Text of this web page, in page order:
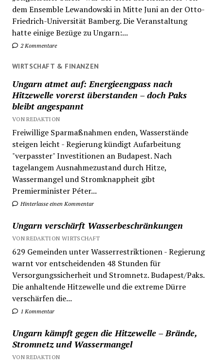
dem Ensemble Lewandowski in Mitte Juni an der Otto-
Friedrich-Universität Bamberg. Die Veranstaltung
hatte einige Bezüge zu Ungarn:...
2 Kommentare
WIRTSCHAFT & FINANZEN
Ungarn atmet auf: Energieengpass nach
Hitzewelle vorerst überstanden – doch Paks
bleibt angespannt
VON REDAKTION
Freiwillige Sparmaßnahmen enden, Wasserstände
steigen leicht - Regierung kündigt Aufarbeitung
"verpasster" Investitionen an Budapest. Nach
tagelangem Ausnahmezustand durch Hitze,
Wassermangel und Stromknappheit gibt
Premierminister Péter...
Hinterlasse einen Kommentar
Ungarn verschärft Wasserbeschränkungen
VON REDAKTION WIRTSCHAFT
629 Gemeinden unter Wasserrestriktionen - Regierung
warnt vor entscheidenden 48 Stunden für
Versorgungssicherheit und Stromnetz. Budapest/Paks.
Die anhaltende Hitzewelle und die extreme Dürre
verschärfen die...
1 Kommentar
Ungarn kämpft gegen die Hitzewelle – Brände,
Stromnetz und Wassermangel
VON REDAKTION